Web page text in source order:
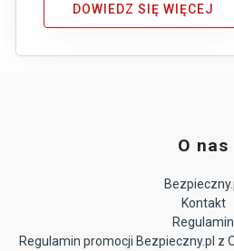
DOWIEDZ SIĘ WIĘCEJ
O nas
Kontakt
Regulamin
Regulamin promocji Bezpieczny.pl z